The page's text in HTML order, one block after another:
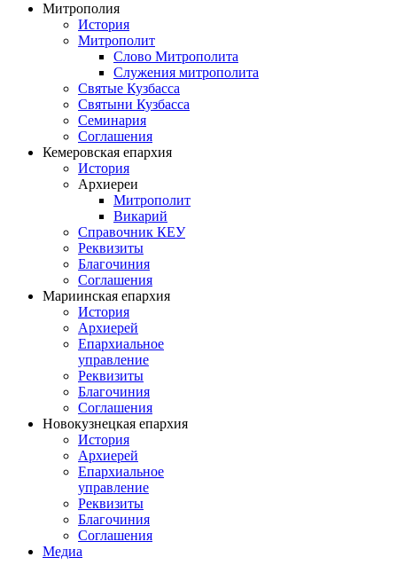
Митрополия
История
Митрополит
Слово Митрополита
Служения митрополита
Святые Кузбасса
Святыни Кузбасса
Семинария
Соглашения
Кемеровская епархия
История
Архиереи
Митрополит
Викарий
Справочник КЕУ
Реквизиты
Благочиния
Соглашения
Мариинская епархия
История
Архиерей
Епархиальное
управление
Реквизиты
Благочиния
Соглашения
Новокузнецкая епархия
История
Архиерей
Епархиальное
управление
Реквизиты
Благочиния
Соглашения
Медиа